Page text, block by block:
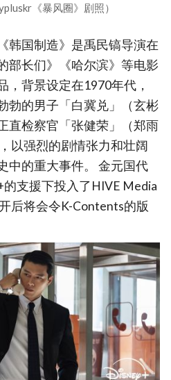
《暴风圈》剧照）
韩国制造》是禹民镐导演在
部长们》《哈尔滨》等电影
，背景设定在1970年代，
勃的男子「白冀兑」（玄彬
直检察官「张健荣」（郑雨
以强烈的剧情张力和壮阔
中的重大事件。 金元国代
支援下投入了HIVE Media
后将会令K-Contents的版